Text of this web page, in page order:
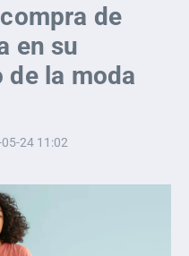
de
en su
de la moda
24 11:02